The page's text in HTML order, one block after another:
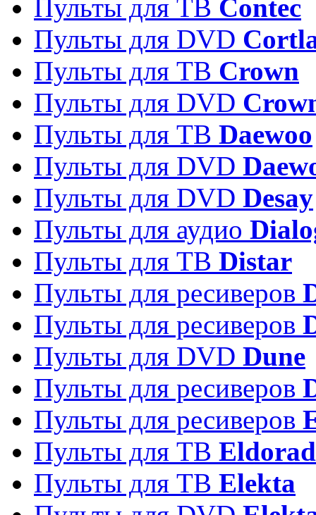
Пульты для ТВ Contec
Пульты для DVD
Пульты для ТВ Crown
Пульты для DVD
Пульты для ТВ Daewoo
Пульты для DVD
Пульты для DVD Desay
Пульты для аудио
Пульты для ТВ Distar
Пульты для ресиверов
Пульты для ресиверов
Пульты для DVD Dune
Пульты для ресиверов
Пульты для ресиверов
Пульты для ТВ
Пульты для ТВ Elekta